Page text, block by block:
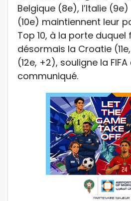
Belgique (8e), l’Italie
(10e) maintiennent leur
Top 10, à la porte
désormais la Croatie
(12e, +2), souligne la
communiqué.